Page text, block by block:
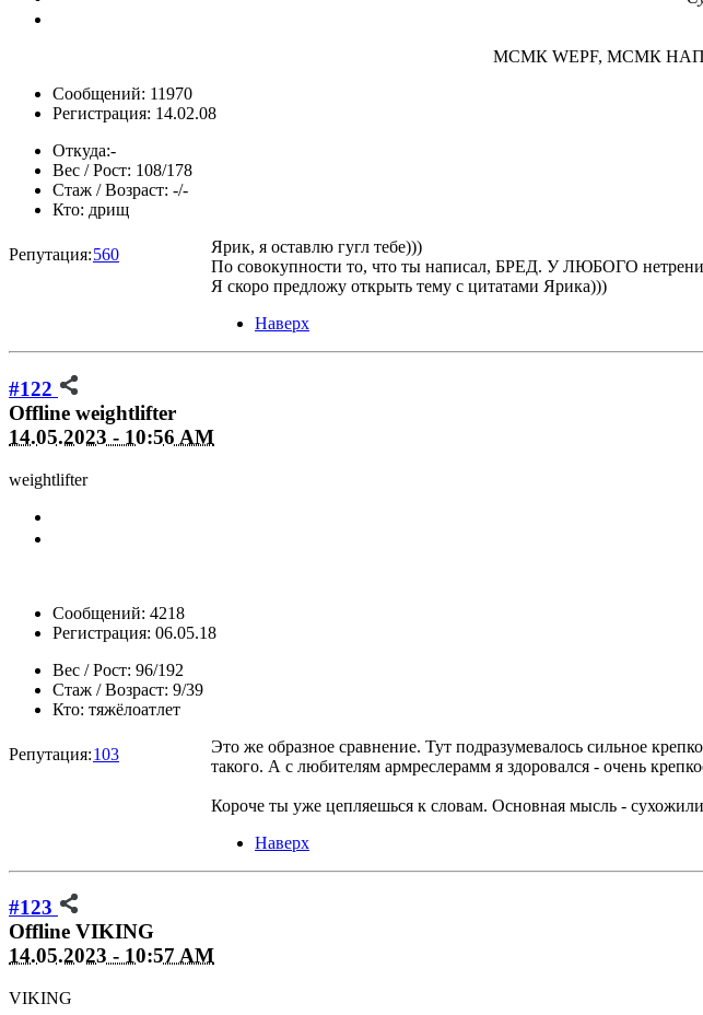
МСМК WEPF, МСМК
Сообщений: 11970
Регистрация: 14.02.08
Откуда:-
Вес / Рост: 108/178
Стаж / Возраст: -/-
Кто: дрищ
Репутация:560
Ярик, я оставлю гугл тебе)))
По совокупности то, что ты написал, БРЕД. У ЛЮБОГО
Я скоро предложу открыть тему с цитатами Ярика)))
Наверх
#122
Offline weightlifter
14.05.2023 - 10:56 AM
weightlifter
Сообщений: 4218
Регистрация: 06.05.18
Вес / Рост: 96/192
Стаж / Возраст: 9/39
Кто: тяжёлоатлет
Репутация:103
Это же образное сравнение. Тут подразумевалось сильное
такого. А с любителям армреслерамм я здоровался - очень
Короче ты уже цепляешься к словам. Основная мысль -
Наверх
#123
Offline VIKING
14.05.2023 - 10:57 AM
VIKING